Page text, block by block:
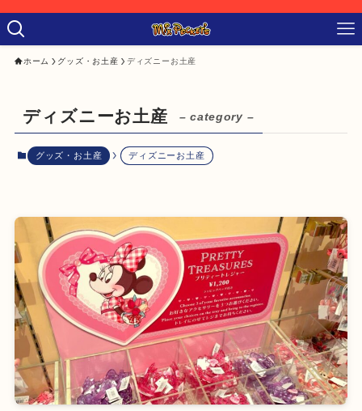
ホーム グッズ・お土産 ディズニーお土産
ディズニーお土産 – category –
グッズ・お土産 ディズニーお土産